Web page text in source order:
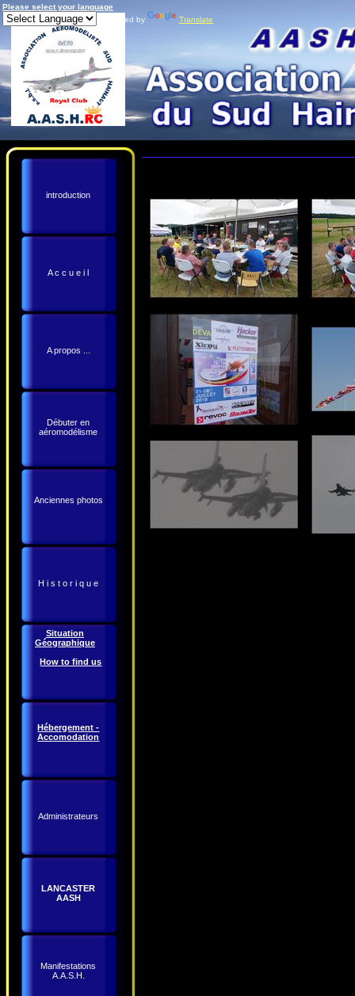
Please select your language
Powered by
Translate
introduction
A c c u e i l
A propos ...
Débuter en
aéromodélisme
Anciennes photos
H i s t o r i q u e
Situation
Géographique
How to find us
Hébergement -
Accomodation
Administrateurs
LANCASTER
AASH
Manifestations
A.A.S.H.